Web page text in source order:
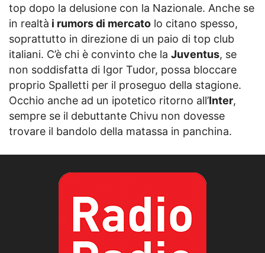
top dopo la delusione con la Nazionale. Anche se
in realtà i rumors di mercato lo citano spesso,
soprattutto in direzione di un paio di top club
italiani. C’è chi è convinto che la Juventus, se
non soddisfatta di Igor Tudor, possa bloccare
proprio Spalletti per il proseguo della stagione.
Occhio anche ad un ipotetico ritorno all’Inter,
sempre se il debuttante Chivu non dovesse
trovare il bandolo della matassa in panchina.